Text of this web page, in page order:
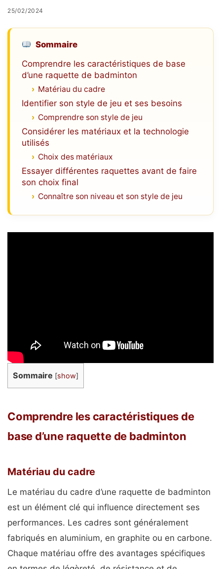
25/02/2024
Sommaire
Comprendre les caractéristiques de base
d’une raquette de badminton
Matériau du cadre
Identifier son style de jeu et ses besoins
Comprendre son style de jeu
Considérer les matériaux et la technologie
utilisés
Choix des matériaux
Essayer différentes raquettes avant de faire
son choix final
Connaître son niveau et son style de jeu
Sommaire [show]
Comprendre les caractéristiques de
base d’une raquette de badminton
Matériau du cadre
Le matériau du cadre d’une raquette de badminton
est un élément clé qui influence directement ses
performances. Les cadres sont généralement
fabriqués en aluminium, en graphite ou en carbone.
Chaque matériau offre des avantages spécifiques